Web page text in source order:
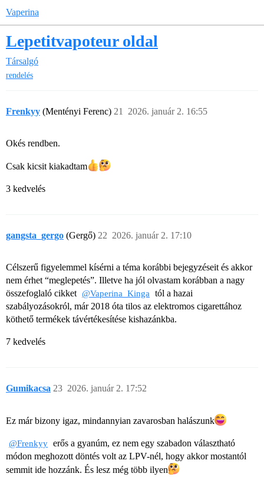
Vaperina
Lepetitvapoteur oldal
Társalgó
rendelés
Frenkyy (Mentényi Ferenc) 2026. január 2. 16:55
21
Okés rendben.
Csak kicsit kiakadtam​
3 kedvelés
gangsta_gergo (Gergő) 2026. január 2. 17:10
22
Célszerű figyelemmel kísérni a téma korábbi bejegyzéseit és akkor
nem érhet “meglepetés”. Illetve ha jól olvastam korábban a nagy
összefoglaló cikket @Vaperina_Kinga tól a hazai
szabályozásokról, már 2018 óta tilos az elektromos cigarettához
köthető termékek távértékesítése kishazánkba.
7 kedvelés
Gumikacsa 2026. január 2. 17:52
23
Ez már bizony igaz, mindannyian zavarosban halászunk​
@Frenkyy erős a gyanúm, ez nem egy szabadon választható
módon meghozott döntés volt az LPV-nél, hogy akkor mostantól
semmit ide hozzánk. És lesz még több ilyen​